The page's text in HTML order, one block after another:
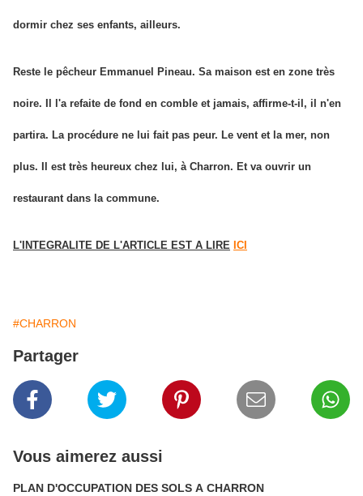
dormir chez ses enfants, ailleurs.
Reste le pêcheur Emmanuel Pineau. Sa maison est en zone très
noire. Il l'a refaite de fond en comble et jamais, affirme-t-il, il n'en
partira. La procédure ne lui fait pas peur. Le vent et la mer, non
plus. Il est très heureux chez lui, à Charron. Et va ouvrir un
restaurant dans la commune.
L'INTEGRALITE DE L'ARTICLE EST A LIRE ICI
#CHARRON
Partager
Vous aimerez aussi
PLAN D'OCCUPATION DES SOLS A CHARRON